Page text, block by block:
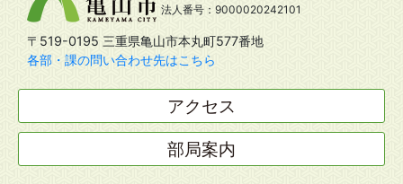
法人番号：9000020242101
〒519-0195 三重県亀山市本丸町577番地
各部・課の問い合わせ先はこちら
アクセス
部局案内